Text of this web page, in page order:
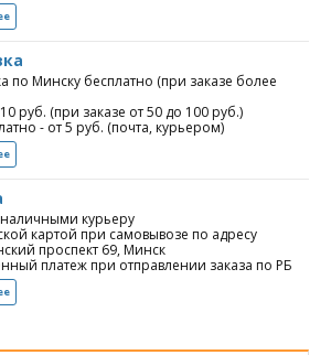
по Минску бесплатно (при заказе более
руб. (при заказе от 50 до 100 руб.)
- от 5 руб. (почта, курьером)
курьеру
картой при самовывозе по адресу
проспект 69, Минск
платеж при отправлении заказа по РБ